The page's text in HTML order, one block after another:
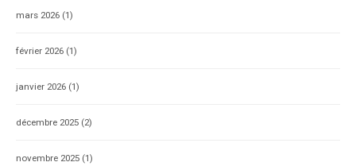
mars 2026 (1)
février 2026 (1)
janvier 2026 (1)
décembre 2025 (2)
novembre 2025 (1)